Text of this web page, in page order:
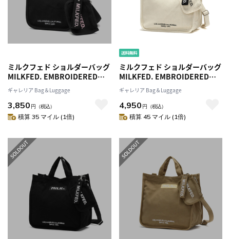
ミルクフェド ショルダーバッグ
MILKFED. EMBROIDERED
BAR MINI SHOULDER BAG
W/STRAP バッグ トートバッグ
2WAY 斜めがけ ミニトート 小さ
め コンパクト 中学生 高校生 女
ギャレリア Bag＆Luggage
3,850 円 （税込）
積算 35 マイル (1倍)
ミルクフェド ショルダーバッグ
MILKFED. EMBROIDERED
BAR SHOULDER BAG
W/STRAP バッグ トートバッグ
2WAY 斜めがけ B5 中学生 高校
生 女子 レディース
ギャレリア Bag＆Luggage
4,950 円 （税込）
積算 45 マイル (1倍)